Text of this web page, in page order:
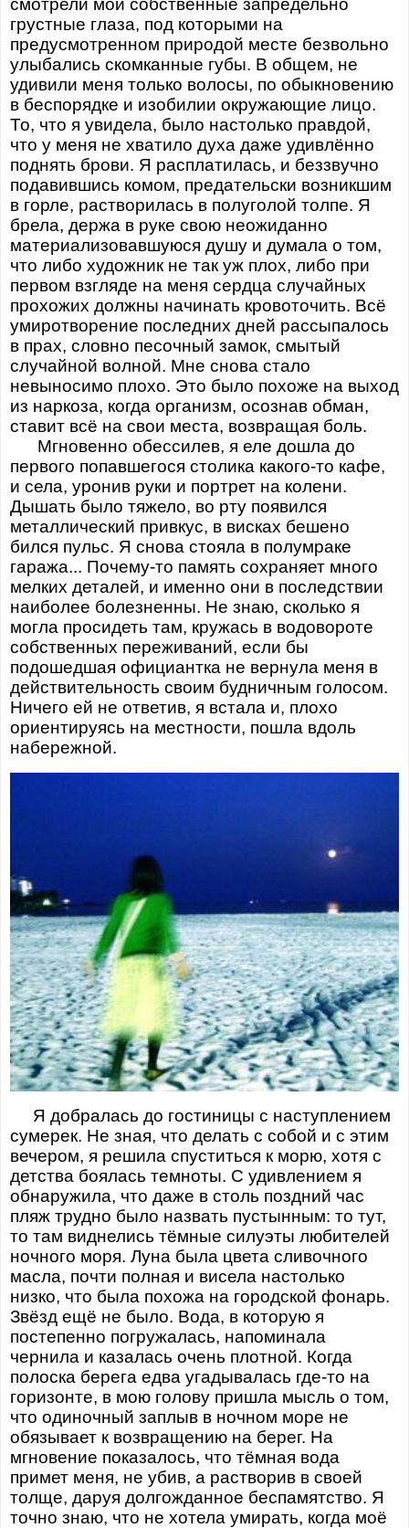
смотрели мои собственные запредельно
грустные глаза, под которыми на
предусмотренном природой месте безвольно
улыбались скомканные губы. В общем, не
удивили меня только волосы, по обыкновению
в беспорядке и изобилии окружающие лицо.
То, что я увидела, было настолько правдой,
что у меня не хватило духа даже удивлённо
поднять брови. Я расплатилась, и беззвучно
подавившись комом, предательски возникшим
в горле, растворилась в полуголой толпе. Я
брела, держа в руке свою неожиданно
материализовавшуюся душу и думала о том,
что либо художник не так уж плох, либо при
первом взгляде на меня сердца случайных
прохожих должны начинать кровоточить. Всё
умиротворение последних дней рассыпалось
в прах, словно песочный замок, смытый
случайной волной. Мне снова стало
невыносимо плохо. Это было похоже на выход
из наркоза, когда организм, осознав обман,
ставит всё на свои места, возвращая боль.
Мгновенно обессилев, я еле дошла до
первого попавшегося столика какого-то кафе,
и села, уронив руки и портрет на колени.
Дышать было тяжело, во рту появился
металлический привкус, в висках бешено
бился пульс. Я снова стояла в полумраке
гаража... Почему-то память сохраняет много
мелких деталей, и именно они в последствии
наиболее болезненны. Не знаю, сколько я
могла просидеть там, кружась в водовороте
собственных переживаний, если бы
подошедшая официантка не вернула меня в
действительность своим будничным голосом.
Ничего ей не ответив, я встала и, плохо
ориентируясь на местности, пошла вдоль
набережной.
Я добралась до гостиницы с наступлением
сумерек. Не зная, что делать с собой и с этим
вечером, я решила спуститься к морю, хотя с
детства боялась темноты. С удивлением я
обнаружила, что даже в столь поздний час
пляж трудно было назвать пустынным: то тут,
то там виднелись тёмные силуэты любителей
ночного моря. Луна была цвета сливочного
масла, почти полная и висела настолько
низко, что была похожа на городской фонарь.
Звёзд ещё не было. Вода, в которую я
постепенно погружалась, напоминала
чернила и казалась очень плотной. Когда
полоска берега едва угадывалась где-то на
горизонте, в мою голову пришла мысль о том,
что одиночный заплыв в ночном море не
обязывает к возвращению на берег. На
мгновение показалось, что тёмная вода
примет меня, не убив, а растворив в своей
толще, даруя долгожданное беспамятство. Я
точно знаю, что не хотела умирать, когда моё